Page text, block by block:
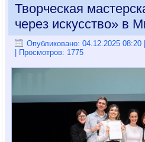
Творческая
через искусство» в
Опубликовано: 04.12.2025 08:20 |
| Просмотров: 1775